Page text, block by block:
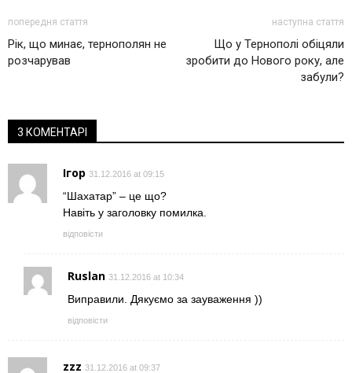
попередня стаття
Рік, що минає, тернополян не
розчарував
наступна стаття
Що у Тернополі обіцяли
зробити до Нового року, але
забули?
3 КОМЕНТАРІ
Ігор 31.12.2016 at 09:15
“Шахатар” – це що?
Навіть у заголовку помилка.
відповісти
Ruslan 31.12.2016 at 10:34
Виправили. Дякуємо за зауваження ))
відповісти
zzz 31.12.2016 at 09:37